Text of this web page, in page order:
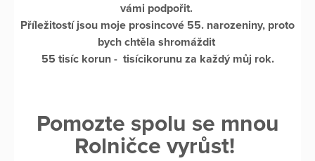
vámi podpořit.
Příležitostí jsou moje prosincové 55. narozeniny, proto
bych chtěla shromáždit
55 tisíc korun - tisícikorunu za každý můj rok.
Pomozte spolu se mnou
Rolničce vyrůst!